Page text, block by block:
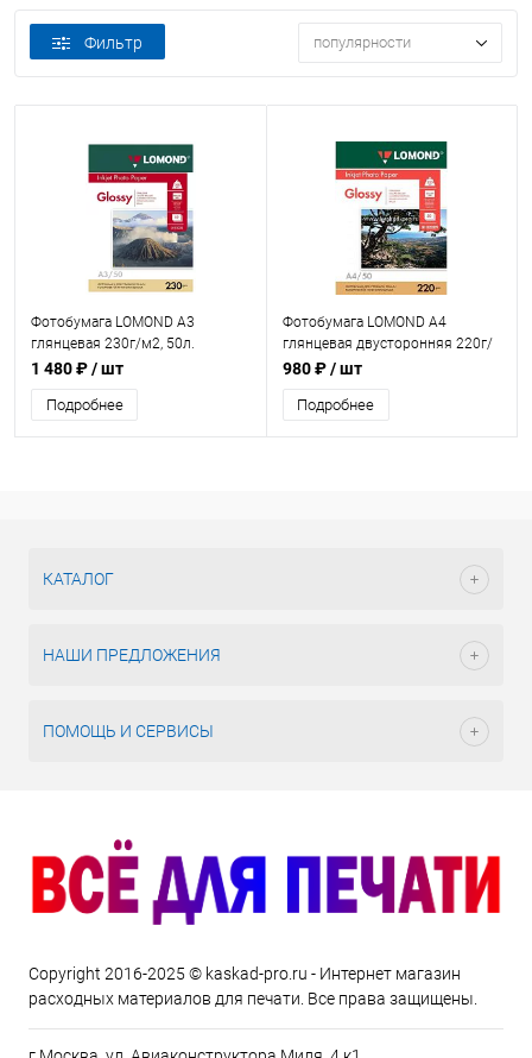
Фильтр популярности
Фотобумага LOMOND А3
глянцевая 230г/м2, 50л.
(0102025)
1 480 ₽/ шт
Подробнее
Фотобумага LOMOND А4
глянцевая двусторонняя 220г/
м2, 50л. (0102089)
980 ₽/ шт
Подробнее
КАТАЛОГ
НАШИ ПРЕДЛОЖЕНИЯ
ПОМОЩЬ И СЕРВИСЫ
Copyright 2016-2025 © kaskad-pro.ru - Интернет магазин
расходных материалов для печати. Все права защищены.